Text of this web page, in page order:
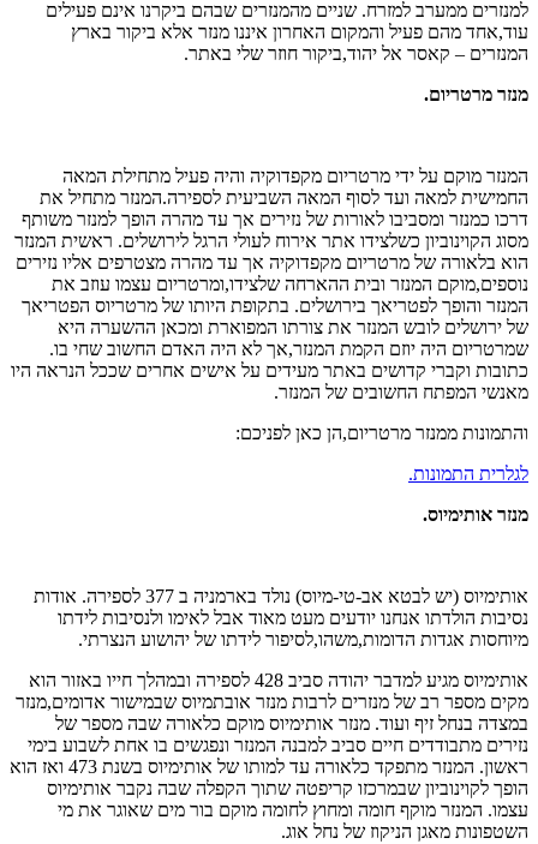
למנזרים ממערב למזרח. שניים מהמנזרים שבהם ביקרנו אינם פעילים
עוד,אחד מהם פעיל והמקום האחרון איננו מנזר אלא ביקור בארץ
המנזרים – קאסר אל יהוד,ביקור חוזר שלי באתר.
מנזר מרטריום.
המנזר מוקם על ידי מרטריום מקפדוקיה והיה פעיל מתחילת המאה
החמישית למאה ועד לסוף המאה השביעית לספירה.המנזר מתחיל את
דרכו כמנזר ומסביבו לאורות של נזירים אך עד מהרה הופך למנזר משותף
מסוג הקוינוביון כשלצידו אתר אירוח לעולי הרגל לירושלים. ראשית המנזר
הוא בלאורה של מרטריום מקפדוקיה אך עד מהרה מצטרפים אליו נזירים
נוספים,מוקם המנזר ובית ההארחה שלצידו,ומרטריום עצמו עוזב את
המנזר והופך לפטריאך בירושלים. בתקופת היותו של מרטריוס הפטריאך
של ירושלים לובש המנזר את צורתו המפוארת ומכאן ההשערה היא
שמרטריום היה יוזם הקמת המנזר,אך לא היה האדם החשוב שחי בו.
כתובות וקברי קדושים באתר מעידים על אישים אחרים שככל הנראה היו
מאנשי המפתח החשובים של המנזר.
והתמונות ממנזר מרטריום,הן כאן לפניכם:
לגלרית התמונות.
מנזר אותימיוס.
אותימיוס (יש לבטא אב-טי-מיוס) נולד בארמניה ב 377 לספירה. אודות
נסיבות הולדתו אנחנו יודעים מעט מאוד אבל לאימו ולנסיבות לידתו
מיוחסות אגדות הדומות,משהו,לסיפור לידתו של יהושוע הנצרתי.
אותימיוס מגיע למדבר יהודה סביב 428 לספירה ובמהלך חייו באזור הוא
מקים מספר רב של מנזרים לרבות מנזר אובתמיוס שבמישור אדומים,מנזר
במצדה בנחל זיף ועוד. מנזר אותימיוס מוקם כלאורה שבה מספר של
נזירים מתבודדים חיים סביב למבנה המנזר ונפגשים בו אחת לשבוע בימי
ראשון. המנזר מתפקד כלאורה עד למותו של אותימיוס בשנת 473 ואז הוא
הופך לקוינוביון שבמרכזו קריפטה שתוך הקפלה שבה נקבר אותימיוס
עצמו. המנזר מוקף חומה ומחוץ לחומה מוקם בור מים שאוגר את מי
השטפונות מאגן הניקוז של נחל אוג.